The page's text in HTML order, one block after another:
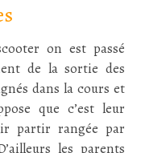
on est passé
de la sortie des
dans la cours et
que c’est leur
partir rangée par
les parents